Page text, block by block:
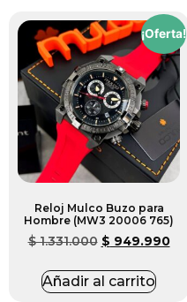
¡Oferta!
Reloj Mulco Buzo para
Hombre (MW3 20006 765)
$1.331.000 $ 949.990
Añadir al carrito